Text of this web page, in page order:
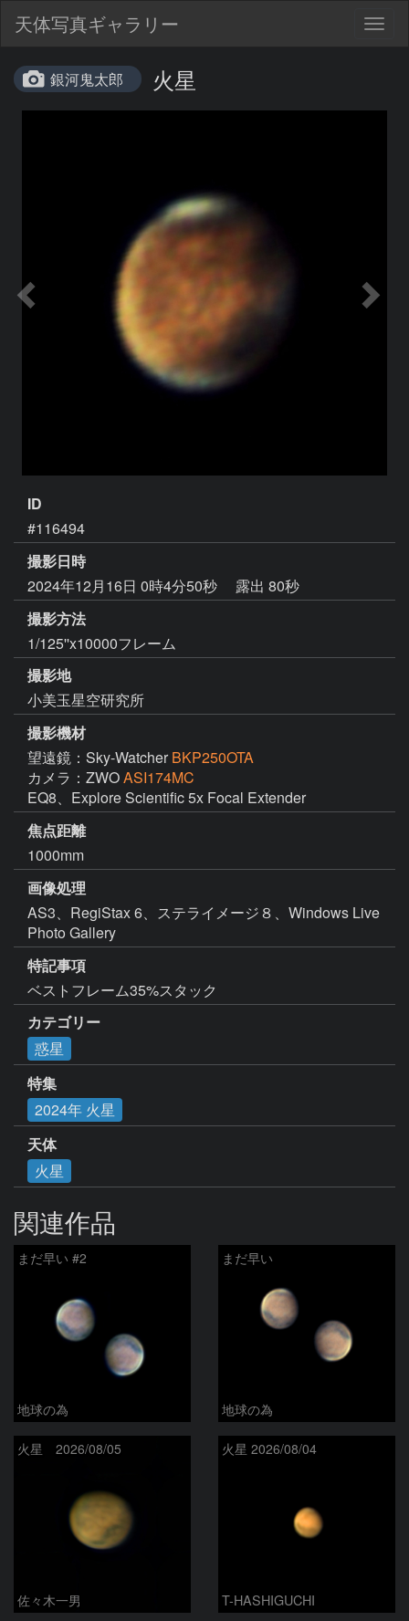
天体写真ギャラリー
銀河鬼太郎 火星
ID
#116494
撮影日時
2024年12月16日 0時4分50秒
露出 80秒
撮影方法
1/125''x10000フレーム
撮影地
小美玉星空研究所
撮影機材
望遠鏡：Sky-Watcher BKP250OTA
カメラ：ZWOASI174MC
EQ8、Explore Scientific 5x Focal Extender
焦点距離
1000mm
画像処理
AS3、RegiStax 6、ステライメージ８、Windows Live
Photo Gallery
特記事項
ベストフレーム35%スタック
カテゴリー
惑星
特集
2024年 火星
天体
火星
関連作品
まだ早い #2
地球の為
まだ早い
地球の為
火星 2026/08/05
佐々木一男
火星 2026/08/04
T-HASHIGUCHI